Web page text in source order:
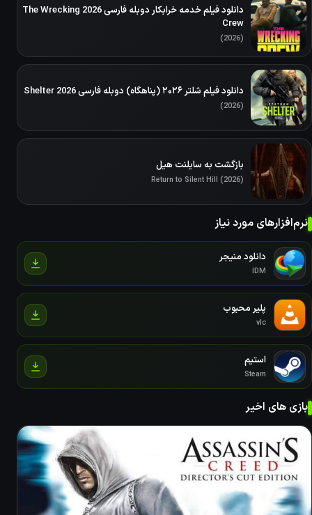
دانلود فیلم خدمه خرابکار دوبله فارسی 2026 The Wrecking
Crew
(2026)
دانلود فیلم شلتر ۲۰۲۶ (پناهگاه) دوبله فارسی Shelter 2026
(2026)
بازگشت به سایلنت هیل
Return to Silent Hill (2026)
نرم‌افزارهای مورد نیاز
دانلود منیجر
IDM
پلیر محبوب
vlc
استیم
Steam
بازی های اخیر